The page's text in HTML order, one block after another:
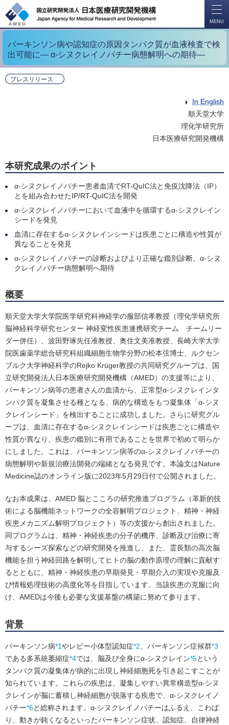
MENU
パーキンソン病や認知症の原因タンパク質が血液検査で検
出可能に― α-シヌクレイノパチー病態解明への期待―
プレスリリース
In English
順天堂大学
理化学研究所
日本医療研究開発機構
本研究成果のポイント
α-シヌクレイノパチー患者血清でRT-QuIC法と免疫沈降法（IP）
とを組み合わせたIP/RT-QuIC法を開発
α-シヌクレイノパチーにおいて血液中を循環するα-シヌクレイン
シードを発見
血清に存在するα-シヌクレインシードは疾患ごとに構造や性質が
異なることを発見
α-シヌクレイノパチーの診断およびより正確な鑑別診断、α-シヌ
クレイノパチー病態解明へ期待
概要
順天堂大学大学院医学研究科神経学の服部信孝教授（理化学研究所
脳神経科学研究センター 神経変性疾患連携研究チーム チームリー
ダー併任）、波田野琢先任准教授、奥住文美准教授、長崎大学大学
院医歯薬学総合研究科組織細胞生物学分野の松本弦博士、ルクセン
ブルク大学神経科学のRejko Krüger教授の共同研究グループは、国
立研究開発法人日本医療研究開発機構（AMED）の支援等により、
パーキンソン病等の患者さんの血清から、正常型α-シヌクレインタ
ンパク質を凝集させる種となる、病的な構造をもつ凝集体「α-シヌ
クレインシード」を検出することに成功しました。さらに研究グル
ープは、血清に存在するα-シヌクレインシードは疾患ごとに構造や
性質が異なり、疾患の鑑別に有用であることを世界で初めて明らか
にしました。これは、パーキンソン病等のα-シヌクレイノパチーの
病態解明や新規治療法開発の端緒となる発見です。本論文はNature
Medicine誌のオンライン版に2023年5月29日付で公開されました。
なお本成果は、AMED 脳とこころの研究推進プログラム（革新的技
術による脳機能ネットワークの全容解明プロジェクト、精神・神経
疾患メカニズム解明プロジェクト）等の支援から創出されました。
同プログラムは、精神・神経疾患の分子的機序、診断及び治療に寄
与するシーズ探索などの研究開発を推進し、また、霊長類の高次脳
機能を担う神経回路を解明してヒトの脳の動作原理の理解に貢献す
るとともに、精神・神経疾患の早期発見・早期介入の実現や克服及
び情報処理技術の高度化等を目指しています。当該疾患の克服に向
け、AMEDは今後も必要な支援基盤の構築に努めて参ります。
背景
パーキンソン病*1やレビー小体型認知症*2 、パーキンソン症候群*3
である多系統萎縮症*4では、脳及び全身にα-シヌクレイン*5という
タンパク質の凝集体が病的に出現し神経細胞死を引き起こすことが
知られています。これらの疾患は、凝集しやすい異常構造型α-シヌ
クレインが脳に蓄積し神経細胞が脱落する疾患で、α-シヌクレイノ
パチー*6と総称されます。α-シヌクレイノパチーはふるえ、こわば
り、動きが鈍くなるといったパーキンソン症状、認知症、自律神経